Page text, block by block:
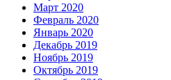
Март 2020
Февраль 2020
Январь 2020
Декабрь 2019
Ноябрь 2019
Октябрь 2019